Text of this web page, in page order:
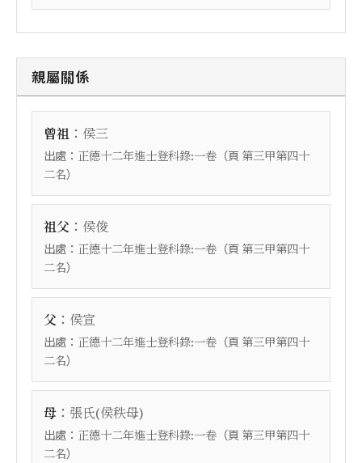
親屬關係
曾祖 ： 侯三
出處： 正德十二年進士登科錄:一卷 （頁 第三甲第四十
二名）
祖父 ： 侯俊
出處： 正德十二年進士登科錄:一卷 （頁 第三甲第四十
二名）
父 ： 侯宣
出處： 正德十二年進士登科錄:一卷 （頁 第三甲第四十
二名）
母 ： 張氏(侯秩母)
出處： 正德十二年進士登科錄:一卷 （頁 第三甲第四十
二名）